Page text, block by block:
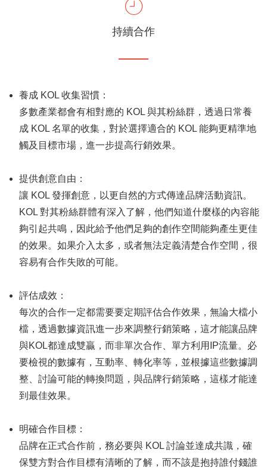
持續合作
養成 KOL 收集習慣：
多數產業都會有相對應的 KOL 與其粉絲群，透過日常養
成 KOL 名單的收集，對於選擇適合的 KOL 能夠更精準地
觸及目標市場，進一步提高行銷效果。
提供創意自由：
讓 KOL 發揮創意，以更自然的方式傳達品牌活動資訊。
KOL 對其粉絲群體有深入了解，他們知道什麼樣的內容能
夠引起共鳴，因此給予他們足夠的創作空間能夠產生更佳
的效果。如果介入太多，或者無法定義清楚合作空間，很
容易有合作失敗的可能。
評估成效：
每次的合作一定都需要要定期評估合作效果，無論大檔小
檔，透過數據資訊進一步來調整行銷策略，這才能讓品牌
與KOL都達成雙贏，而非單次合作、單方利用IP流量。必
要檢視的數據有，互動率、轉化率等，並根據這些數據調
整、討論可能的轉換問題，與品牌行銷策略，這樣才能達
到最佳效果。
明確合作目標：
品牌在正式合作前，務必要與 KOL 討論並達成共識，確
保雙方對合作目標有清晰的了解，而不該是抱持誰付錢誰